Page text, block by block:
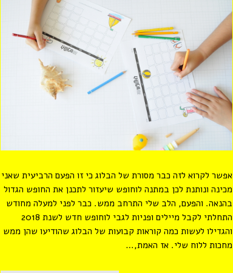
אפשר לקרוא לזה כבר מסורת של הבלוג כי זו הפעם הרביעית שאני
מכינה ונותנת לכן במתנה לוחופש שיעזור לתכנן את החופש הגדול
בהנאה. והפעם, הלב שלי התרחב ממש. כבר לפני למעלה מחודש
התחלתי לקבל מיילים ופניות לגבי לוחופש חדש לשנת 2018
והגדילו לעשות כמה קוראות קבועות של הבלוג שהודיעו שהן ממש
מחכות ללוח שלי. אז האמת,…